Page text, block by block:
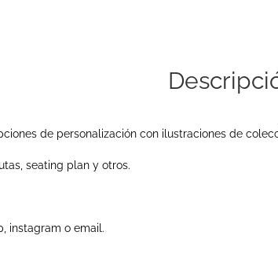
de personalización con ilustraciones de
seating plan y otros.
instagram o email.